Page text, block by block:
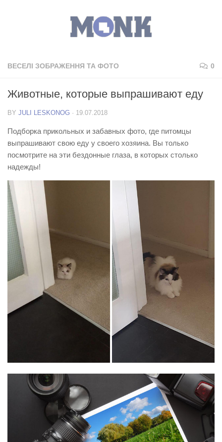
ВЕСЕЛІ ЗОБРАЖЕННЯ ТА ФОТО 0
Животные, которые выпрашивают еду
BY JULI LESKONOG · 19.07.2018
Подборка прикольных и забавных фото, где питомцы
выпрашивают свою еду у своего хозяина. Вы только
посмотрите на эти бездонные глаза, в которых столько
надежды!